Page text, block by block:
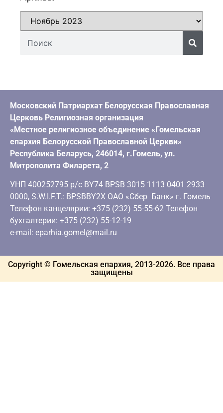
Московский Патриархат Белорусская Православная
Церковь Религиозная организация
«Местное религиозное объединение «Гомельская
епархия Белорусской Православной Церкви»
Республика Беларусь, 246014, г.Гомель, ул.
Митрополита Филарета, 2
УНП 400252795 р/с BY74 BPSB 3015 1113 0401 2933
0000, S.W.I.F.T.: BPSBBY2X ОАО «Сбер Банк» г. Гомель
Телефон канцелярии: +375 (232) 55-55-62 Телефон
бухгалтерии: +375 (232) 55-12-19
e-mail: eparhia.gomel@mail.ru
Copyright © Гомельская епархия, 2013-2026. Все права
защищены